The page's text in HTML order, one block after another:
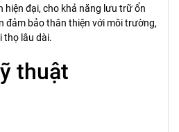
hiện đại, cho khả năng lưu trữ ổn
đảm bảo thân thiện với môi trường,
thọ lâu dài.
thuật